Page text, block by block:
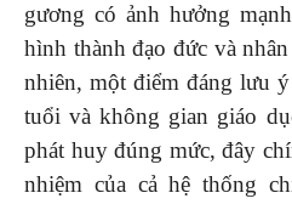
gương có ảnh hưởng
hình thành đạo đức và
nhiên, một điểm đáng lưu
tuổi và không gian giáo
phát huy đúng mức, đây
nhiệm của cả hệ thống